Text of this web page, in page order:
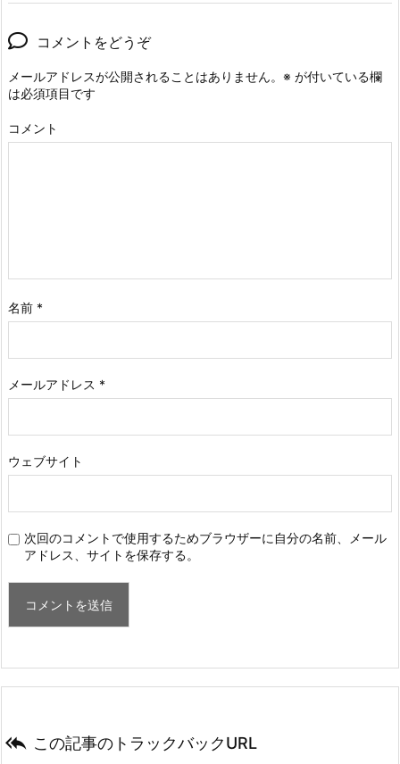
コメントをどうぞ
メールアドレスが公開されることはありません。 ※ が付いている欄
は必須項目です
コメント
名前 *
メールアドレス *
ウェブサイト
次回のコメントで使用するためブラウザーに自分の名前、メール
アドレス、サイトを保存する。
 この記事のトラックバックURL